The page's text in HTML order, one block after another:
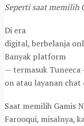
Seperti saat memilih
Di era
digital, berbelanja
Banyak platform
— termasuk
on atau layanan
Saat memilih Gamis
Farooqui, misalnya,